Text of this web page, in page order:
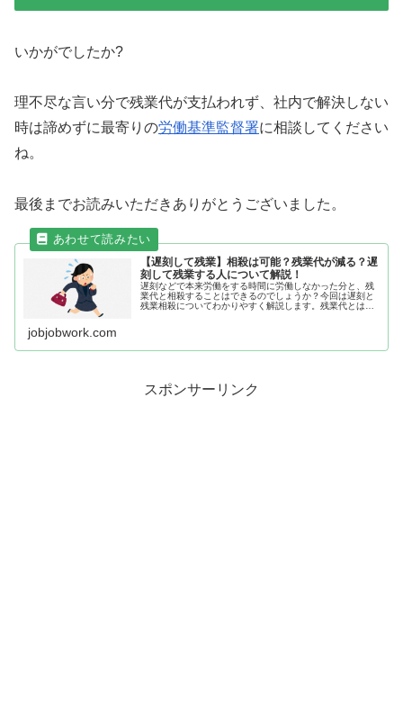
いかがでしたか?
理不尽な言い分で残業代が支払われず、社内で解決しない
時は諦めずに最寄りの労働基準監督署に相談してください
ね。
最後までお読みいただきありがとうございました。
【遅刻して残業】相殺は可能？残業代が減る？遅
刻して残業する人について解説！
遅刻などで本来労働をする時間に労働しなかった分と、残
業代と相殺することはできるのでしょうか？今回は遅刻と
残業相殺についてわかりやすく解説します。残業代とは労
jobjobwork.com
スポンサーリンク